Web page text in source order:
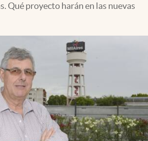
Qué proyecto harán en las nuevas